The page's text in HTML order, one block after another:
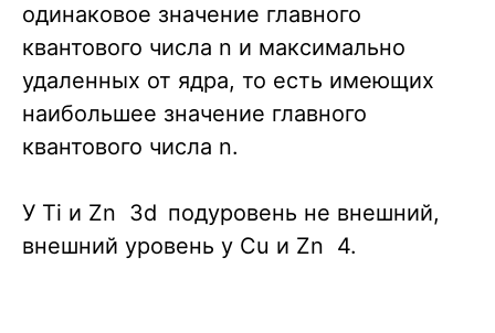
одинаковое значение главного
квантового числа n и максимально
удаленных от ядра, то есть имеющих
наибольшее значение главного
квантового числа n.
У Ti и Zn 3d подуровень не внешний,
внешний уровень у Cu и Zn 4.